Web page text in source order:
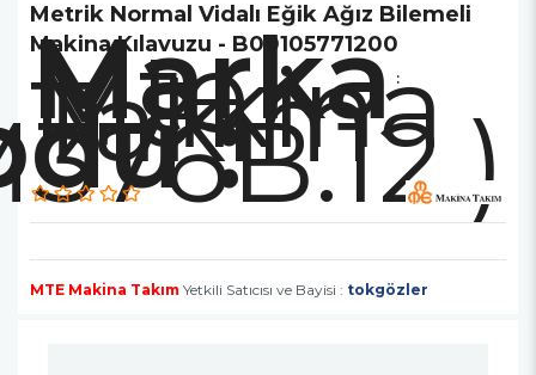
Metrik Normal Vidalı Eğik Ağız Bilemeli
Makina Kılavuzu - B00105771200
Marka :
Mte
Makina
Takım
MTE Makina Takım Yetkili Satıcısı ve Bayisi : tokgözler